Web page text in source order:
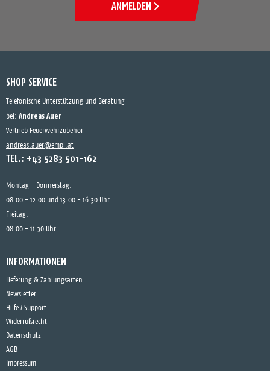
ANMELDEN
SHOP SERVICE
Telefonische Unterstützung und Beratung
bei: Andreas Auer
Vertrieb Feuerwehrzubehör
andreas.auer@empl.at
TEL.: +43 5283 501-162
Montag - Donnerstag:
08.00 - 12.00 und 13.00 - 16.30 Uhr
Freitag:
08.00 - 11.30 Uhr
INFORMATIONEN
Lieferung & Zahlungsarten
Newsletter
Hilfe / Support
Widerrufsrecht
Datenschutz
AGB
Impressum